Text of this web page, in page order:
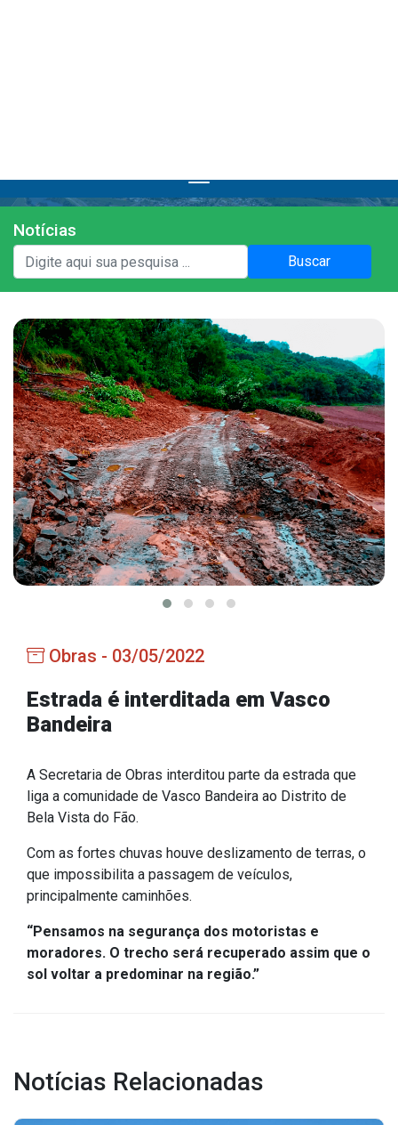
Institucional
A Prefeitura
Gabinete do Vice-prefeito
História do Município
Símbolos Oficiais
Estrutura Organizacional
Secretarias
Administração
Agricultura e Meio Ambiente
Obras
Saúde
Serviços
IPTU 2026
Nota Fiscal Eletrônica
Ouvidoria
Portal do Cidadão
Portal do Servidor
Diário Oficial (Até 30/04)
Recursos Humanos
Notícias
Buscar
Obras - 03/05/2022
Estrada é interditada em Vasco
Bandeira
A Secretaria de Obras interditou parte da estrada que
liga a comunidade de Vasco Bandeira ao Distrito de
Bela Vista do Fão.
Com as fortes chuvas houve deslizamento de terras, o
que impossibilita a passagem de veículos,
principalmente caminhões.
“Pensamos na segurança dos motoristas e
moradores. O trecho será recuperado assim que o
sol voltar a predominar na região.”
Notícias Relacionadas